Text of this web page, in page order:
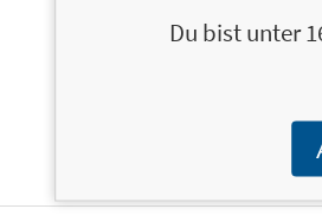
Wie ich Auschwitz
überlebte und die KraftDu bist unter